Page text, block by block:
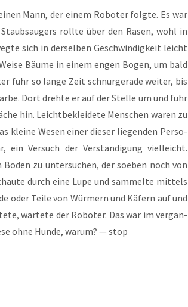
Mann, der einem Robo­ter folg­te. Es war
roll­te über den Rasen, wohl in
sich in der­sel­ben Geschwin­dig­keit leicht
Bäu­me in einem engen Bogen, um bald
fuhr so lan­ge Zeit schnur­ge­ra­de wei­ter, bis
Dort dreh­te er auf der Stel­le um und fuhr
hin. Leicht­be­klei­de­te Men­schen waren zu
klei­ne Wesen einer die­ser lie­gen­den Per­so­
ein Ver­such der Ver­stän­di­gung viel­leicht.
zu unter­su­chen, der soeben noch von
durch eine Lupe und sam­mel­te mit­tels
oder Tei­le von Wür­mern und Käfern auf und
war­te­te der Robo­ter. Das war im ver­gan­
ohne Hun­de, war­um? — stop